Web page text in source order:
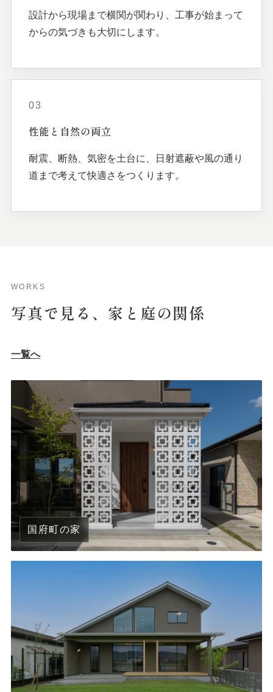
設計から現場まで横関が関わり、工事が始まって
からの気づきも大切にします。
03
性能と 自然の両立
耐震、断熱、気密を土台に、日射遮蔽や風の通り
道まで考えて快適さをつくります。
WORKS
写真で 見る、 家と 庭の関係
一覧へ
国府町の家